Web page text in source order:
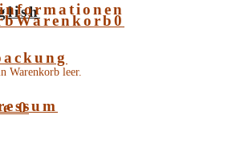
Warenkorb0
Warenkorb leer.
0